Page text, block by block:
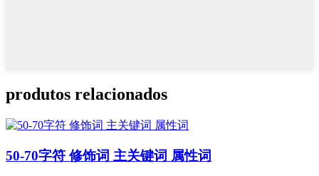
produtos relacionados
50-70字符 修饰词 主关键词 属性词